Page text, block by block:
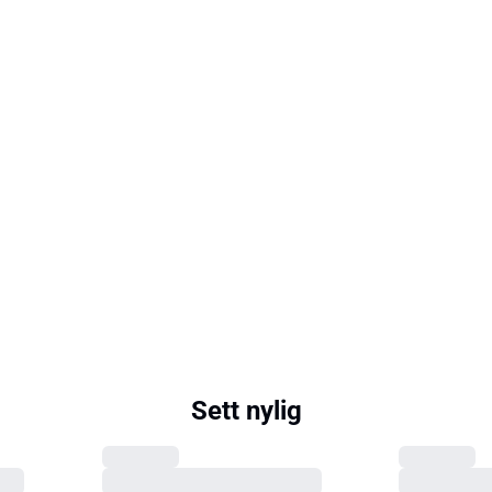
Sett nylig